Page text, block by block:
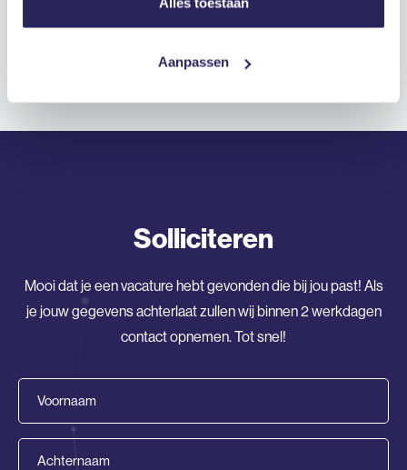
Aanpassen
Solliciteren
Mooi dat je een vacature hebt gevonden die bij jou past! Als
je jouw gegevens achterlaat zullen wij binnen 2 werkdagen
contact opnemen. Tot snel!